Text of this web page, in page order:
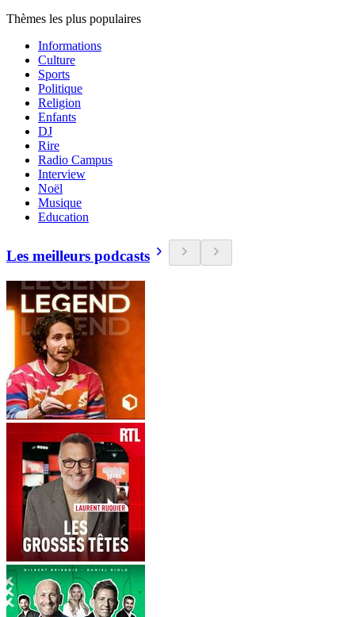
Thèmes les plus populaires
Informations
Culture
Sports
Politique
Religion
Enfants
DJ
Rire
Radio Campus
Interview
Noël
Musique
Education
Les meilleurs podcasts